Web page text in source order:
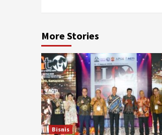
More Stories
Bisnis